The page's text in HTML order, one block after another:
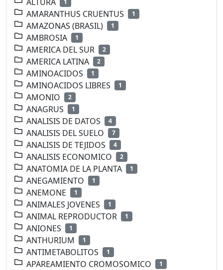
1
AMARANTHUS CRUENTUS 1
AMAZONAS (BRASIL) 1
AMBROSIA 1
AMERICA DEL SUR 2
AMERICA LATINA 2
AMINOACIDOS 1
AMINOACIDOS LIBRES 1
AMONIO 2
ANAGRUS 1
ANALISIS DE DATOS 4
ANALISIS DEL SUELO 7
ANALISIS DE TEJIDOS 4
ANALISIS ECONOMICO 2
ANATOMIA DE LA PLANTA 1
ANEGAMIENTO 1
ANEMONE 1
ANIMALES JOVENES 1
ANIMAL REPRODUCTOR 1
ANIONES 1
ANTHURIUM 1
ANTIMETABOLITOS 1
APAREAMIENTO CROMOSOMICO 1